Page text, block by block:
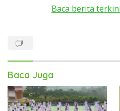
Baca berita
Baca Juga